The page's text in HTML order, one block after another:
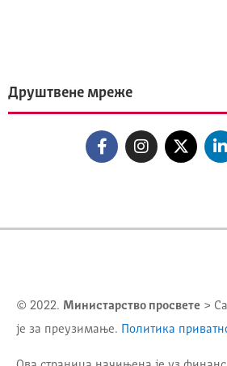
Друштвене мреже
© 2022. Министарство просвете >
је за преузимање.
Политика